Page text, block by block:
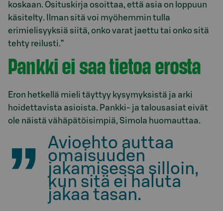
koskaan. Osituskirja osoittaa, että asia on loppuun
käsitelty. Ilman sitä voi myöhemmin tulla
erimielisyyksiä siitä, onko varat jaettu tai onko sitä
tehty reilusti.”
Pankki ei saa tietoa erosta
Eron hetkellä mieli täyttyy kysymyksistä ja arki
hoidettavista asioista. Pankki- ja talousasiat eivät
ole näistä vähäpätöisimpiä, Simola huomauttaa.
Avioehto auttaa
omaisuuden
jakamisessa silloin,
kun sitä ei haluta
jakaa tasan.